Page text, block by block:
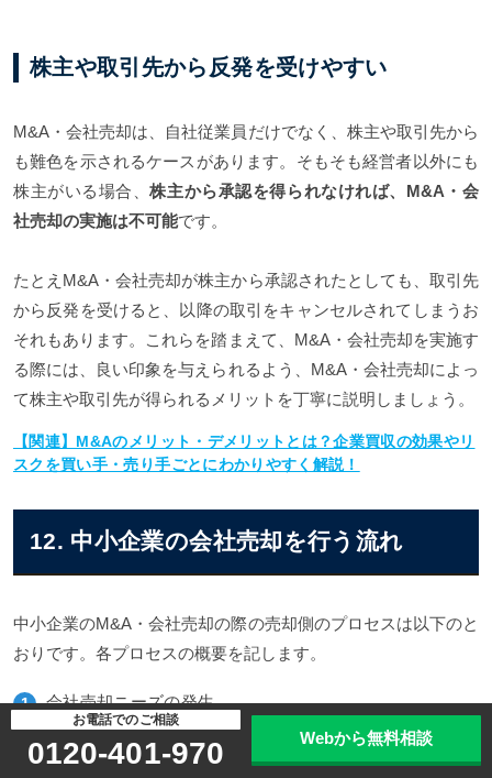
株主や取引先から反発を受けやすい
M&A・会社売却は、自社従業員だけでなく、株主や取引先から
も難色を示されるケースがあります。そもそも経営者以外にも
株主がいる場合、株主から承認を得られなければ、M&A・会
社売却の実施は不可能です。
たとえM&A・会社売却が株主から承認されたとしても、取引先
から反発を受けると、以降の取引をキャンセルされてしまうお
それもあります。これらを踏まえて、M&A・会社売却を実施す
る際には、良い印象を与えられるよう、M&A・会社売却によっ
て株主や取引先が得られるメリットを丁寧に説明しましょう。
【関連】M&Aのメリット・デメリットとは？企業買収の効果やリ
スクを買い手・売り手ごとにわかりやすく解説！
12. 中小企業の会社売却を行う流れ
中小企業のM&A・会社売却の際の売却側のプロセスは以下のと
おりです。各プロセスの概要を記します。
会社売却ニーズの発生
事前準備
お電話でのご相談
0120-401-970 Webから無料相談